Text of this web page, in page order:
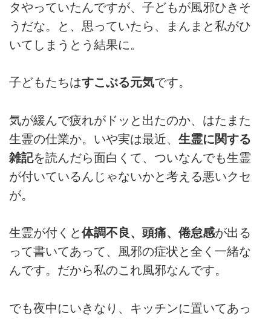
タやっていたんですが、子どもが風邪ひきそ
うだな。と、思っていたら、まんまと私がひ
いてしまうとう結果に。
子どもたちはすこぶる元気です。
気が緩んで疲れがドッと出たのか、はたまた
生霊の仕業か。いや実は最近、 生霊に関する
雑記を読んだら面白くて、ついなんでも生霊
が付いているんじゃないかと考える悪いクセ
が。
生霊が付くと体調不良、頭痛、倦怠感が出る
って書いてあって、風邪の症状と全く一緒な
んです。だから私のこれ風邪なんです。
でも夜中にいきなり、キッチンに置いてあっ